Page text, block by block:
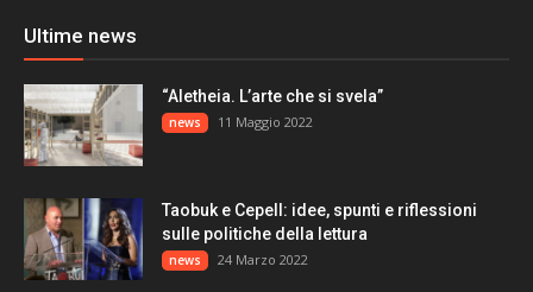
Ultime news
“Aletheia. L’arte che si svela”
news 11 Maggio 2022
Taobuk e Cepell: idee, spunti e riflessioni
sulle politiche della lettura
news 24 Marzo 2022